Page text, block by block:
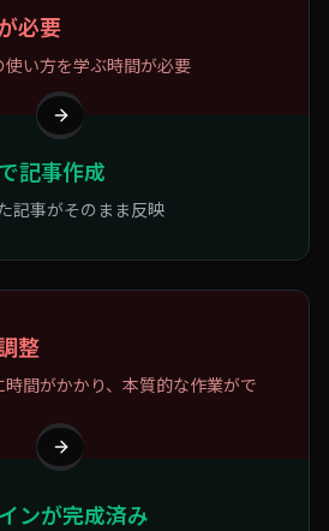
必要
い方を学ぶ時間が必要
記事作成
記事がそのまま反映
整
時間がかかり、本質的な作業がで
ンが完成済み